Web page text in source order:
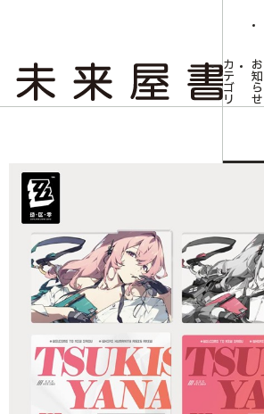
カ
テ
ゴ
リ
お
知
ら
せ